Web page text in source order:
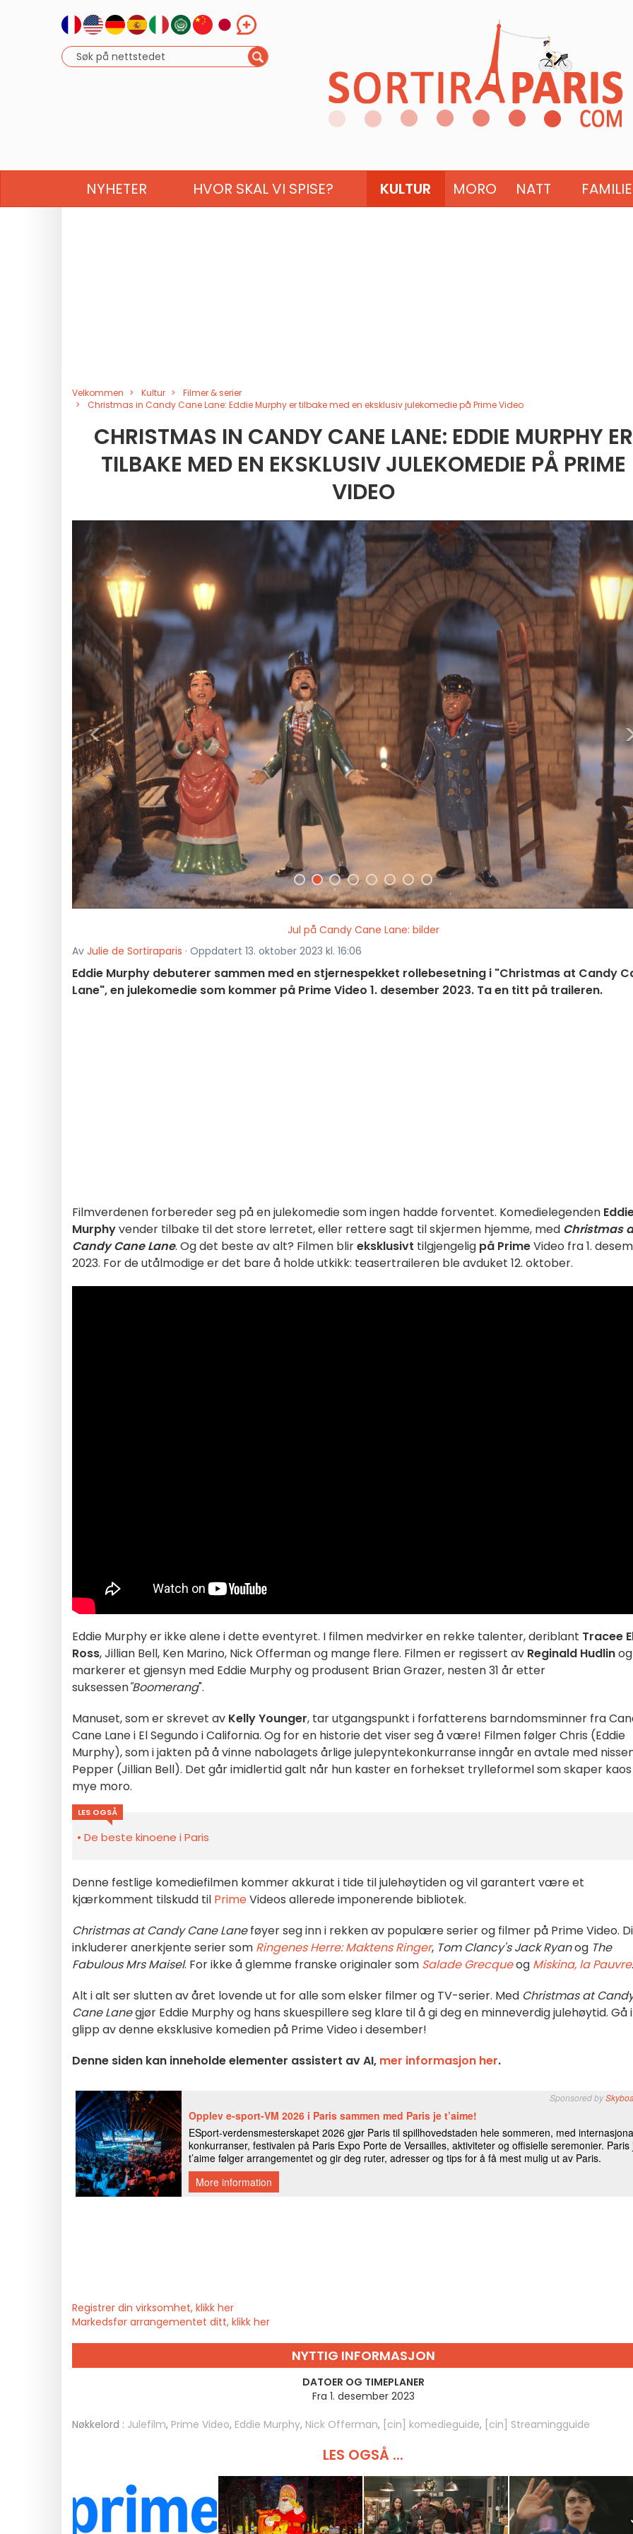
NYHETER HVOR SKAL VI SPISE? KULTUR MORO NATT FAMILIE
Velkommen Kultur
Filmer & serier
Christmas in Candy Cane Lane: Eddie Murphy er tilbake med en eksklusiv julekomedie på Prime Video
CHRISTMAS IN CANDY CANE LANE: EDDIE MURPHY ER
TILBAKE MED EN EKSKLUSIV JULEKOMEDIE PÅ PRIME
VIDEO
<
Jul på Candy Cane Lane: bilder
Av Julie de Sortiraparis · Oppdatert 13. oktober 2023 kl. 16:06
Eddie Murphy debuterer sammen med en stjernespekket rollebesetning i "Christmas at Candy
Lane", en julekomedie som kommer på Prime Video 1. desember 2023. Ta en titt på traileren.
Filmverdenen forbereder seg på en julekomedie som ingen hadde forventet. Komedielegenden
Murphyvender tilbake til det store lerretet, eller rettere sagt til skjermen hjemme, med Christmas
Candy Cane Lane. Og det beste av alt? Filmen blireksklusivt tilgjengelig på PrimeVideo fra 1.
2023. For de utålmodige er det bare å holde utkikk: teasertraileren ble avduket 12. oktober.
Eddie Murphy er ikke alene i dette eventyret. I filmen medvirker en rekke talenter, deriblant Tracee
Ross, Jillian Bell, Ken Marino, Nick Offerman og mange flere. Filmen er regissert av Reginald Hudlinog
markerer et gjensyn med Eddie Murphy og produsent Brian Grazer, nesten 31 år etter
suksessen"Boomerang".
Manuset, som er skrevet av Kelly Younger, tar utgangspunkt i forfatterens barndomsminner fra
Cane Lane i El Segundo i California. Og for en historie det viser seg å være! Filmen følger Chris (Eddie
Murphy), som i jakten på å vinne nabolagets årlige julepyntekonkurranse inngår en avtale med
Pepper (Jillian Bell). Det går imidlertid galt når hun kaster en forhekset trylleformel som skaper
mye moro.
LES OGSÅ
De beste kinoene i Paris
Denne festlige komediefilmen kommer akkurat i tide til julehøytiden og vil garantert være et
kjærkomment tilskudd til PrimeVideos allerede imponerende bibliotek.
Christmas at Candy Cane Laneføyer seg inn i rekken av populære serier og filmer på Prime Video.
inkluderer anerkjente serier som Ringenes Herre: Maktens Ringer, Tom Clancy's Jack Ryanog The
Fabulous Mrs Maisel. For ikke å glemme franske originaler som Salade Grecqueog Miskina, la Pauvre.
Alt i alt ser slutten av året lovende ut for alle som elsker filmer og TV-serier. Med Christmas at
Cane Lanegjør Eddie Murphy og hans skuespillere seg klare til å gi deg en minneverdig julehøytid. Gå
glipp av denne eksklusive komedien på Prime Video i desember!
Denne siden kan inneholde elementer assistert av AI, mer informasjon her.
Registrer din virksomhet, klikk her
Markedsfør arrangementet ditt, klikk her
NYTTIG INFORMASJON
DATOER OG TIMEPLANER
Fra 1. desember 2023
Nøkkelord : Julefilm, Prime Video, Eddie Murphy, Nick Offerman, [cin] komedieguide, [cin] Streamingguide
LES OGSÅ ...